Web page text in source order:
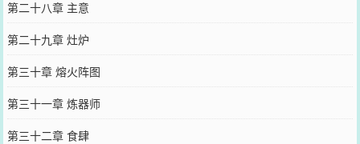
第二十八章 主意
第二十九章 灶炉
第三十章 熔火阵图
第三十一章 炼器师
第三十二章 食肆